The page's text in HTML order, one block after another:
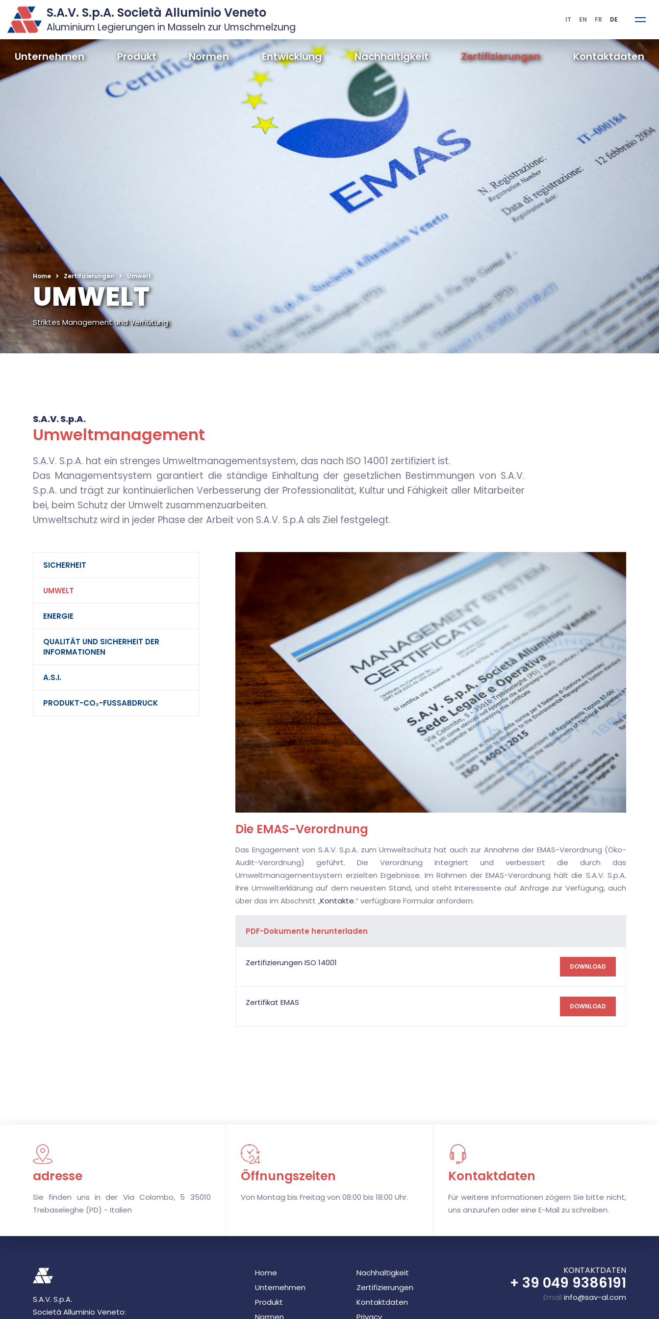
S.A.V. S.p.A. Società Alluminio Veneto
Aluminium Legierungen in Masseln zur Umschmelzung
IT EN FR DE
Unternehmen Produkt Normen Entwicklung Nachhaltigkeit Zertifizierungen Kontaktdaten
Home Zertifizierungen Umwelt
UMWELT
Striktes Management und Verhütung
S.A.V. S.p.A.
Umweltmanagement
S.A.V. S.p.A. hat ein strenges Umweltmanagementsystem, das nach ISO 14001 zertifiziert ist.
Das Managementsystem garantiert die ständige Einhaltung der gesetzlichen Bestimmungen von S.A.V.
S.p.A. und trägt zur kontinuierlichen Verbesserung der Professionalität, Kultur und Fähigkeit aller Mitarbeiter
bei, beim Schutz der Umwelt zusammenzuarbeiten.
Umweltschutz wird in jeder Phase der Arbeit von S.A.V. S.p.A als Ziel festgelegt.
SICHERHEIT
UMWELT
ENERGIE
QUALITÄT UND SICHERHEIT DER
INFORMATIONEN
A.S.I.
PRODUKT-CO₂-FUSSABDRUCK
Die EMAS-Verordnung
Das Engagement von S.A.V. S.p.A. zum Umweltschutz hat auch zur Annahme der EMAS-Verordnung (Öko-
Audit-Verordnung) geführt. Die Verordnung integriert und verbessert die durch das
Umweltmanagementsystem erzielten Ergebnisse. Im Rahmen der EMAS-Verordnung hält die S.A.V. S.p.A.
ihre Umwelterklärung auf dem neuesten Stand, und steht Interessente auf Anfrage zur Verfügung, auch
über das im Abschnitt „Kontakte.“ verfügbare Formular anfordern.
PDF-Dokumente herunterladen
Zertifizierungen ISO 14001 DOWNLOAD
Zertifikat EMAS DOWNLOAD
adresse
Sie finden uns in der Via Colombo, 5 35010
Trebaseleghe (PD) - Italien
Öffnungszeiten
Von Montag bis Freitag von 08:00 bis 18:00 Uhr.
Kontaktdaten
Für weitere Informationen zögern Sie bitte nicht,
uns anzurufen oder eine E-Mail zu schreiben.
S.A.V. S.p.A.
Società Alluminio Veneto:
Home
Unternehmen
Produkt
Normen
Nachhaltigkeit
Zertifizierungen
Kontaktdaten
Privacy
KONTAKTDATEN
+ 39 049 9386191
Email info@sav-al.com